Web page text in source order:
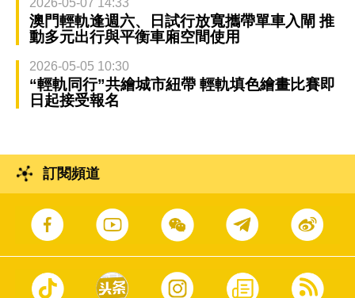
2026-05-07 14:33
澳門輕軌逢週六、日試行放寬攜帶單車入閘 推
動多元出行與平衡車廂空間使用
2026-05-05 10:30
“輕軌同行”共繪城市紐帶 輕軌填色繪畫比賽即
日起接受報名
訂閱頻道